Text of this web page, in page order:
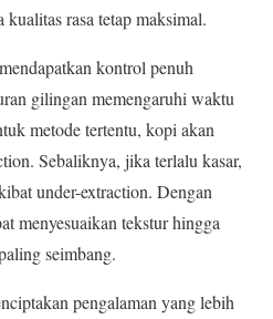
kualitas rasa tetap maksimal.
kontrol penuh
gilingan memengaruhi waktu
metode tertentu, kopi akan
Sebaliknya, jika terlalu kasar,
under-extraction. Dengan
menyesuaikan tekstur hingga
seimbang.
pengalaman yang lebih